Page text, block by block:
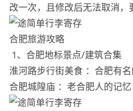
改一次，且修改后无法取消，
合肥旅游攻略
1、合肥地标景点/建筑合集
淮河路步行街美食 ：合肥有
合肥城隍庙 ：老合肥人的记忆